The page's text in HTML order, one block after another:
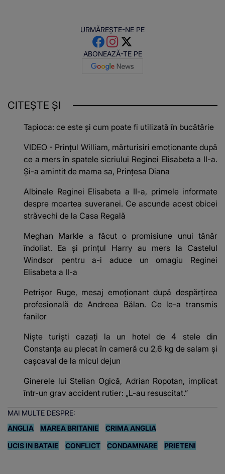
URMĂREȘTE-NE PE
ABONEAZĂ-TE PE
CITEȘTE ȘI
Tapioca: ce este și cum poate fi utilizată în bucătărie
VIDEO - Prințul William, mărturisiri emoționante după
ce a mers în spatele sicriului Reginei Elisabeta a II-a.
Și-a amintit de mama sa, Prințesa Diana
Albinele Reginei Elisabeta a II-a, primele informate
despre moartea suveranei. Ce ascunde acest obicei
străvechi de la Casa Regală
Meghan Markle a făcut o promisiune unui tânăr
îndoliat. Ea și prințul Harry au mers la Castelul
Windsor pentru a-i aduce un omagiu Reginei
Elisabeta a II-a
Petrișor Ruge, mesaj emoționant după despărțirea
profesională de Andreea Bălan. Ce le-a transmis
fanilor
Niște turiști cazați la un hotel de 4 stele din
Constanța au plecat în cameră cu 2,6 kg de salam și
cașcaval de la micul dejun
Ginerele lui Stelian Ogică, Adrian Ropotan, implicat
într-un grav accident rutier: „L-au resuscitat.”
MAI MULTE DESPRE:
ANGLIA
MAREA BRITANIE CRIMA ANGLIA
UCIS IN BATAIE CONFLICT CONDAMNARE PRIETENI